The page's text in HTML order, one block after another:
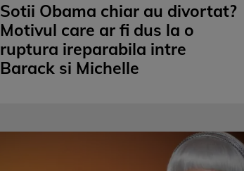
Sotii Obama chiar au divortat?
Motivul care ar fi dus la o
ruptura ireparabila intre
Barack si Michelle